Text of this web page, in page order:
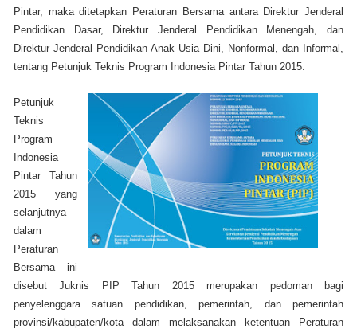
Pintar, maka ditetapkan Peraturan Bersama antara Direktur Jenderal
Pendidikan Dasar, Direktur Jenderal Pendidikan Menengah, dan
Direktur Jenderal Pendidikan Anak Usia Dini, Nonformal, dan Informal,
tentang Petunjuk Teknis Program Indonesia Pintar Tahun 2015.
Petunjuk
Teknis
Program
Indonesia
Pintar Tahun
2015 yang
selanjutnya
dalam
Peraturan
Bersama ini
disebut Juknis PIP Tahun 2015 merupakan pedoman bagi
penyelenggara satuan pendidikan, pemerintah, dan pemerintah
provinsi/kabupaten/kota dalam melaksanakan ketentuan Peraturan